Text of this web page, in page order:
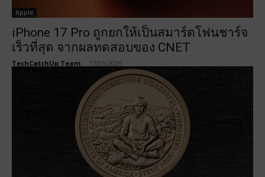
Apple
iPhone 17 Pro ถูกยกให้เป็นสมาร์ตโฟนชาร์จ
เร็วที่สุด จากผลทดสอบของ CNET
TechCatchUp Team 17/05/2026